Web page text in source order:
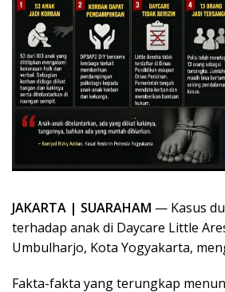
JAKARTA | SUARAHAM — Kasus
terhadap anak di Daycare Little
Umbulharjo, Kota Yogyakarta,
Fakta-fakta yang terungkap